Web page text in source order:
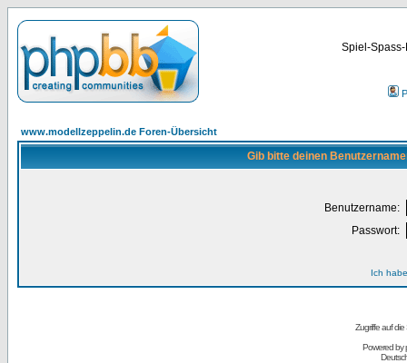
Spiel-
www.modellzeppelin.de Foren-Übersicht
Gib bitte deinen
Benutzername:
Passwort:
Ich
Zugriffe auf
Powered by